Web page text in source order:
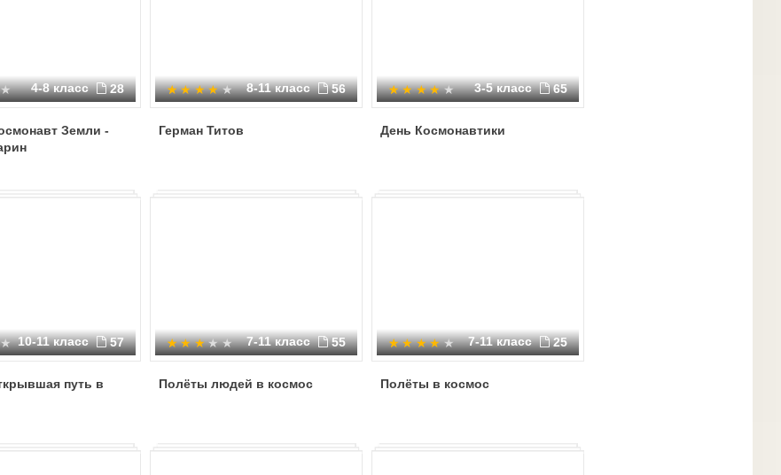
4-8 класс 28
Земли -
8-11 класс 56
Герман Титов
3-5 класс 65
День Космонавтики
10-11 класс 57
путь в
7-11 класс 55
Полёты людей в космос
7-11 класс 25
Полёты в космос